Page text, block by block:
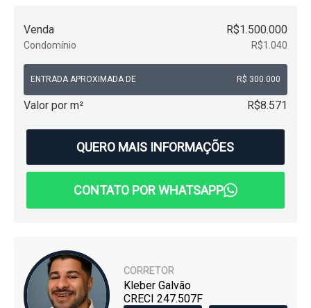
Venda R$1.500.000
Condomínio R$1.040
ENTRADA APROXIMADA DE R$ 300.000
Valor por m² R$8.571
QUERO MAIS INFORMAÇÕES
CONTATO POR WHATSAPP
CORRETOR
Kleber Galvão
CRECI 247.507F